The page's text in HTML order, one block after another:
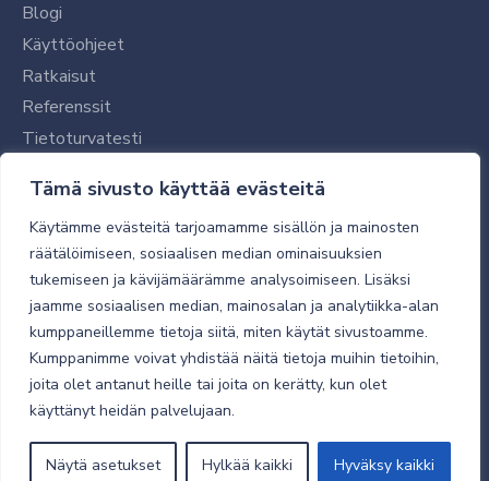
Tämä sivusto käyttää evästeitä
Käytämme evästeitä tarjoamamme sisällön ja mainosten
räätälöimiseen, sosiaalisen median ominaisuuksien
tukemiseen ja kävijämäärämme analysoimiseen. Lisäksi
jaamme sosiaalisen median, mainosalan ja analytiikka-alan
kumppaneillemme tietoja siitä, miten käytät sivustoamme.
Kumppanimme voivat yhdistää näitä tietoja muihin tietoihin,
joita olet antanut heille tai joita on kerätty, kun olet
käyttänyt heidän palvelujaan.
Näytä asetukset Hylkää kaikki Hyväksy kaikki
Blogi
Käyttöohjeet
Ratkaisut
Referenssit
Tietoturvatesti
Tilaajalle
Toimitustavat ja -kulut
Verkkokaupan yleiset ehdot
Toimitusehdot
Tietosuojaseloste
Tietoturva
© 2026 Micro Magic